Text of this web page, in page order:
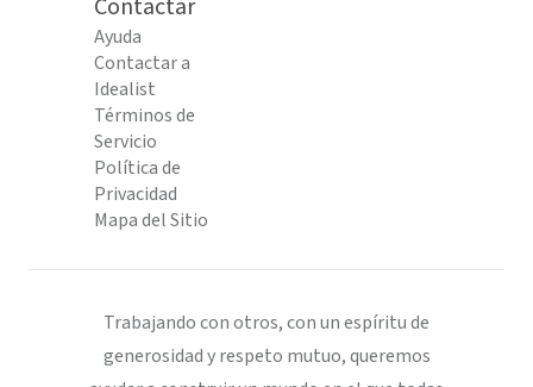
Contactar
Ayuda
Contactar a
Idealist
Términos de
Servicio
Política de
Privacidad
Mapa del Sitio
Trabajando con otros, con un espíritu de
generosidad y respeto mutuo, queremos